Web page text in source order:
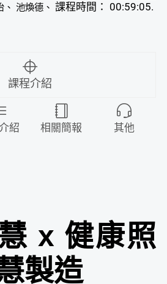
、 池煥德、課程時間： 00:59:05.
課程介紹
紹 相關簡報 其他
x 健康照
製造